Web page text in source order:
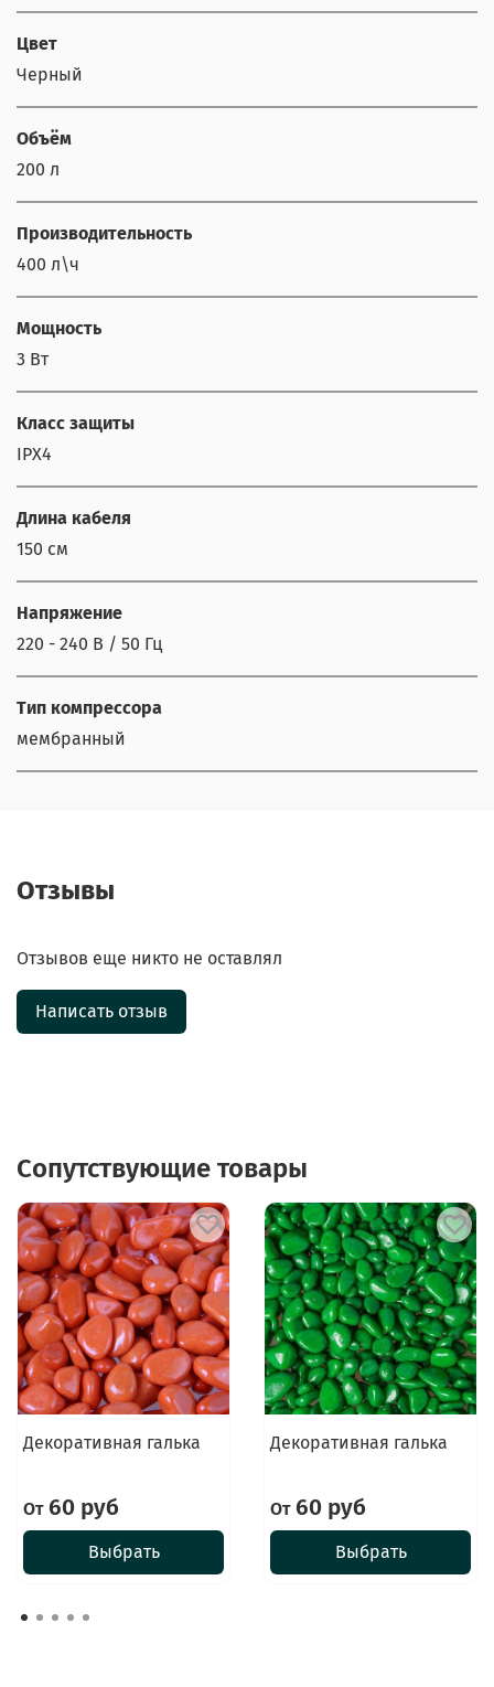
Цвет
Черный
Объём
200 л
Производительность
400 л\ч
Мощность
3 Вт
Класс защиты
IPX4
Длина кабеля
150 см
Напряжение
220 - 240 В / 50 Гц
Тип компрессора
мембранный
Отзывы
Отзывов еще никто не оставлял
Написать отзыв
Сопутствующие товары
Декоративная галька
От60 руб
Выбрать
Декоративная галька
От60 руб
Выбрать